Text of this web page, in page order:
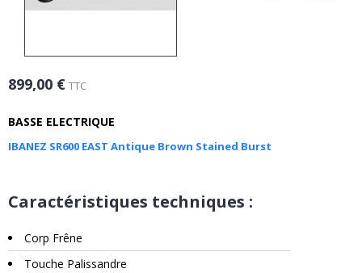
899,00 € TTC
BASSE ELECTRIQUE
IBANEZ SR600 EAST Antique Brown Stained Burst
Caractéristiques techniques :
Corp Frêne
Touche Palissandre